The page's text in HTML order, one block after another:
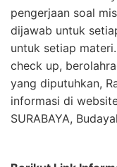
pengerjaan soal
dijawab untuk
untuk setiap
check up,
yang diputuhkan,
informasi di
SURABAYA,